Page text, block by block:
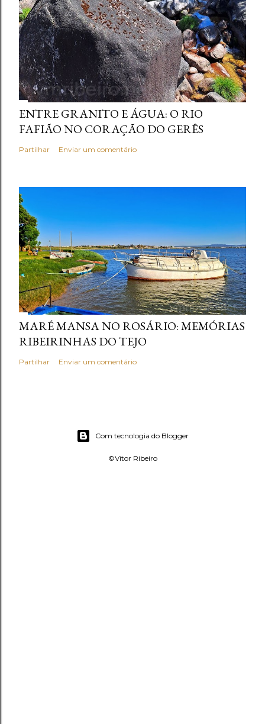
ENTRE GRANITO E ÁGUA: O RIO
FAFIÃO NO CORAÇÃO DO GERÊS
Partilhar Enviar um comentário
MARÉ MANSA NO ROSÁRIO: MEMÓRIAS
RIBEIRINHAS DO TEJO
Partilhar Enviar um comentário
Com tecnologia do Blogger
©Vítor Ribeiro